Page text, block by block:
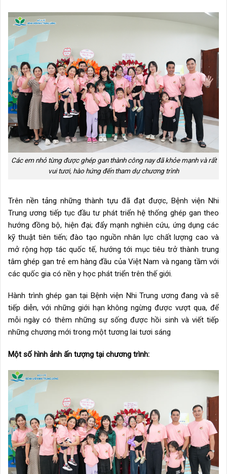
Các em nhỏ từng được ghép gan thành công nay đã khỏe mạnh và rất
vui tươi, hào hứng đến tham dự chương trình
Trên nền tảng những thành tựu đã đạt được, Bệnh viện Nhi
Trung ương tiếp tục đầu tư phát triển hệ thống ghép gan theo
hướng đồng bộ, hiện đại; đẩy mạnh nghiên cứu, ứng dụng các
kỹ thuật tiên tiến; đào tạo nguồn nhân lực chất lượng cao và
mở rộng hợp tác quốc tế, hướng tới mục tiêu trở thành trung
tâm ghép gan trẻ em hàng đầu của Việt Nam và ngang tầm với
các quốc gia có nền y học phát triển trên thế giới.
Hành trình ghép gan tại Bệnh viện Nhi Trung ương đang và sẽ
tiếp diễn, với những giới hạn không ngừng được vượt qua, để
mỗi ngày có thêm những sự sống được hồi sinh và viết tiếp
những chương mới trong một tương lai tươi sáng
Một số hình ảnh ấn tượng tại chương trình: